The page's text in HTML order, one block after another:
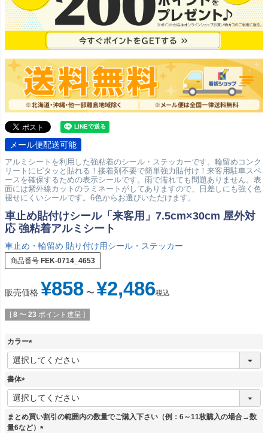
メール便配送可能
アルミシートを利用した強粘着のシール・ステッカーです。輪留めコンク
リートにピタッと貼れる！接着剤不要で簡単強力貼付け！来客用駐車スペ
ースを確保するための表示シールです。雨で濡れても問題ありません。表
面には紫外線カットのラミネートがしてありますので、日差しにも強く色
褪せにくいシールです。6色からお選びいただけます。
車止め貼付けシール「来客用」7.5cm×30cm 屋外対
応 強粘着アルミシート
車止め・輪留め 貼り付け用シール・ステッカー
商品番号 FEK-0714_4653
販売価格 ¥858 〜 ¥2,486税込
[ 8 〜 23 ポイント進呈 ]
カラー
(
必
書体
(
必
須
)
まとめ買い割引の範囲内の数量でご購入下さい（例：6～11枚購入の場合→数
量6など）